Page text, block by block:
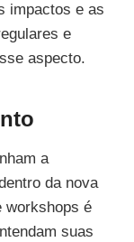
impactos e as
e
aspecto.
a
da nova
workshops é
suas